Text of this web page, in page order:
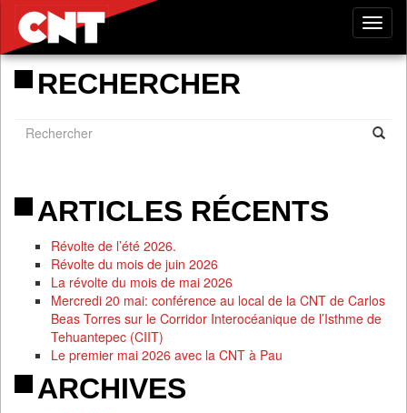
RECHERCHER
ARTICLES RÉCENTS
Révolte de l’été 2026.
Révolte du mois de juin 2026
La révolte du mois de mai 2026
Mercredi 20 mai: conférence au local de la CNT de Carlos
Beas Torres sur le Corridor Interocéanique de l’Isthme de
Tehuantepec (CIIT)
Le premier mai 2026 avec la CNT à Pau
ARCHIVES